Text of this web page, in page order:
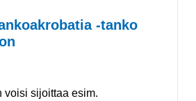
-tanko
voisi sijoittaa esim.